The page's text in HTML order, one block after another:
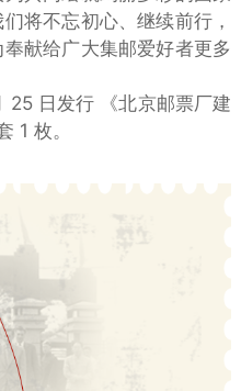
将不忘初心、继续前行，
献给广大集邮爱好者更多
日发行 《北京邮票厂建
1 枚。